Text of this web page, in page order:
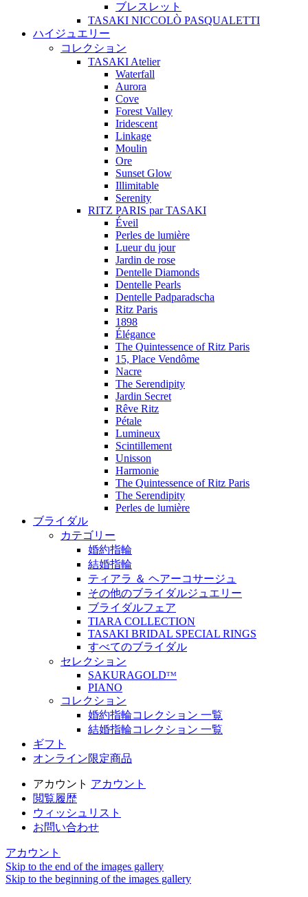
ブレスレット
TASAKI NICCOLÒ PASQUALETTI
ハイジュエリー
コレクション
TASAKI Atelier
Waterfall
Aurora
Cove
Forest Valley
Iridescent
Linkage
Moulin
Ore
Sunset Glow
Illimitable
Serenity
RITZ PARIS par TASAKI
Éveil
Perles de lumière
Lueur du jour
Jardin de rose
Dentelle Diamonds
Dentelle Pearls
Dentelle Padparadscha
Ritz Paris
1898
Élégance
The Quintessence of Ritz Paris
15, Place Vendôme
Nacre
The Serendipity
Jardin Secret
Rêve Ritz
Pétale
Lumineux
Scintillement
Unisson
Harmonie
The Quintessence of Ritz Paris
The Serendipity
Perles de lumière
ブライダル
カテゴリー
婚約指輪
結婚指輪
ティアラ ＆ ヘアーコサージュ
その他のブライダルジュエリー
ブライダルフェア
TIARA COLLECTION
TASAKI BRIDAL SPECIAL RINGS
すべてのブライダル
セレクション
SAKURAGOLDᵀᴹ
PIANO
コレクション
婚約指輪コレクション 一覧
結婚指輪コレクション 一覧
ギフト
オンライン限定商品
アカウント アカウント
閲覧履歴
ウィッシュリスト
お問い合わせ
アカウント
Skip to the end of the images gallery
Skip to the beginning of the images gallery